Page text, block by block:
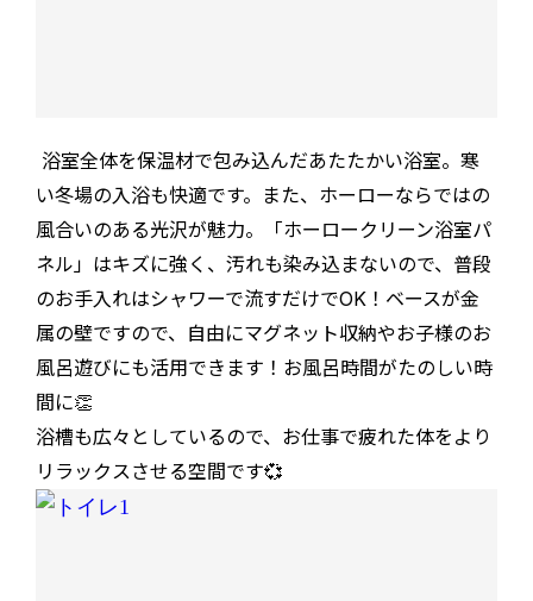
浴室全体を保温材で包み込んだあたたかい浴室。寒
い冬場の入浴も快適です。また、ホーローならではの
風合いのある光沢が魅力。「ホーロークリーン浴室パ
ネル」はキズに強く、汚れも染み込まないので、普段
のお手入れはシャワーで流すだけでOK！ベースが金
属の壁ですので、自由にマグネット収納やお子様のお
風呂遊びにも活用できます！お風呂時間がたのしい時
間に👏
浴槽も広々としているので、お仕事で疲れた体をより
リラックスさせる空間です💞